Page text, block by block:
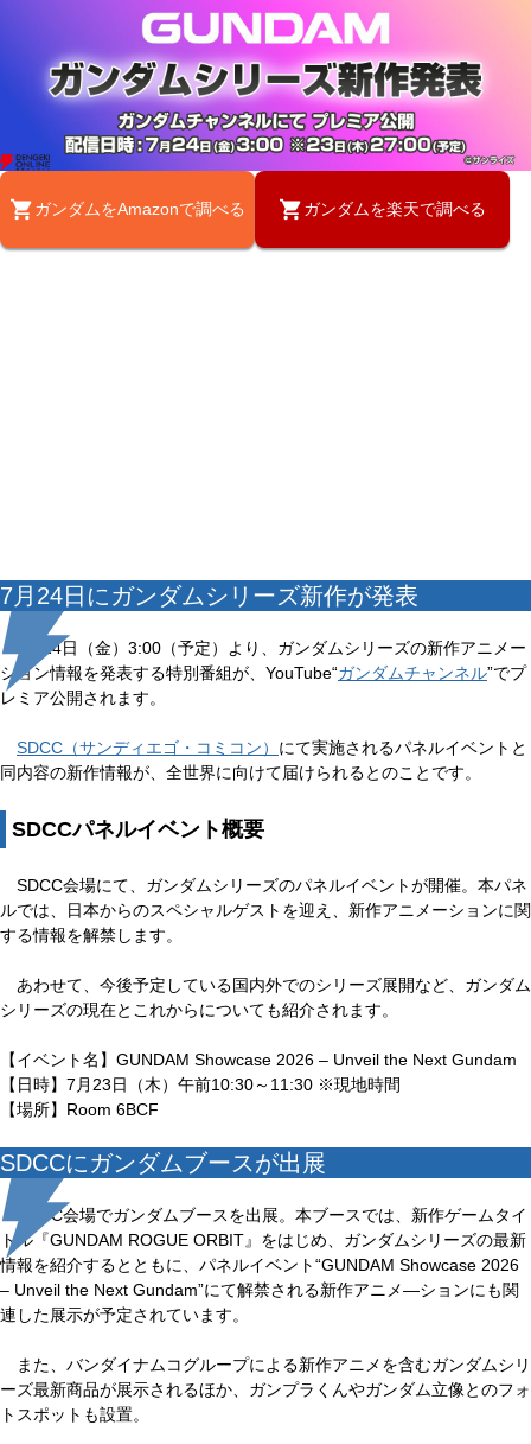
ガンダムをAmazonで調べる ガンダムを楽天で調べる
7月24日にガンダムシリーズ新作が発表
7月24日（金）3:00（予定）より、ガンダムシリーズの新作アニメー
ション情報を発表する特別番組が、YouTube“ガンダムチャンネル”でプ
レミア公開されます。
SDCC（サンディエゴ・コミコン） にて実施されるパネルイベントと
同内容の新作情報が、全世界に向けて届けられるとのことです。
SDCCパネルイベント概要
SDCC会場にて、ガンダムシリーズのパネルイベントが開催。本パネ
ルでは、日本からのスペシャルゲストを迎え、新作アニメーションに関
する情報を解禁します。
あわせて、今後予定している国内外でのシリーズ展開など、ガンダム
シリーズの現在とこれからについても紹介されます。
【イベント名】GUNDAM Showcase 2026 – Unveil the Next Gundam
【日時】7月23日（木）午前10:30～11:30 ※現地時間
【場所】Room 6BCF
SDCCにガンダムブースが出展
SDCC会場でガンダムブースを出展。本ブースでは、新作ゲームタイ
トル『GUNDAM ROGUE ORBIT』をはじめ、ガンダムシリーズの最新
情報を紹介するとともに、パネルイベント“GUNDAM Showcase 2026
– Unveil the Next Gundam”にて解禁される新作アニメ―ションにも関
連した展示が予定されています。
また、バンダイナムコグループによる新作アニメを含むガンダムシリ
ーズ最新商品が展示されるほか、ガンプラくんやガンダム立像とのフォ
トスポットも設置。